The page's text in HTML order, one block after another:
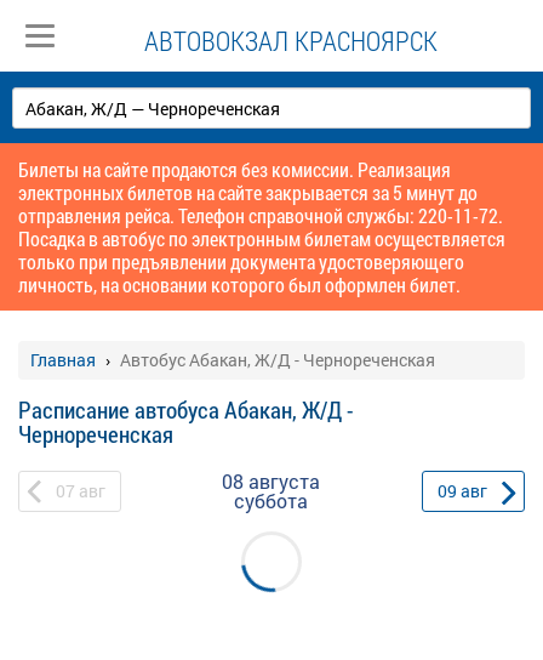
АВТОВОКЗАЛ КРАСНОЯРСК
Билеты на сайте продаются без комиссии. Реализация
электронных билетов на сайте закрывается за 5 минут до
отправления рейса. Телефон справочной службы: 220-11-72.
Посадка в автобус по электронным билетам осуществляется
только при предъявлении документа удостоверяющего
личность, на основании которого был оформлен билет.
Главная Автобус Абакан, Ж/Д - Чернореченская
Расписание автобуса Абакан, Ж/Д -
Чернореченская
07 авг 08 августа
суббота 09 авг